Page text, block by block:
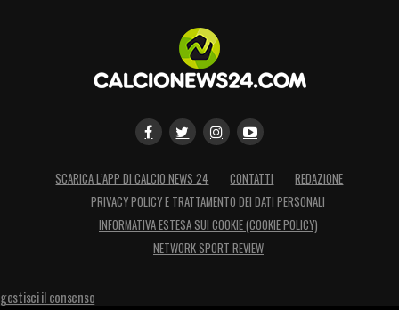
SCARICA L’APP DI CALCIO NEWS 24 CONTATTI
REDAZIONE
PRIVACY POLICY E TRATTAMENTO DEI DATI PERSONALI
INFORMATIVA ESTESA SUI COOKIE (COOKIE POLICY)
NETWORK SPORT REVIEW
gestisci il consenso